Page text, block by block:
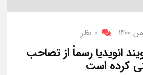
0 نظر
انویدیا رسماً از تصاحب
کرده است